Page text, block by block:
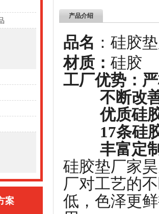
案
产品介绍
品名 ：硅胶
材质：
工厂优势：
不断改善
优质硅胶
17条硅胶
丰富定制
硅胶垫厂家
厂对工艺的
低，色泽更